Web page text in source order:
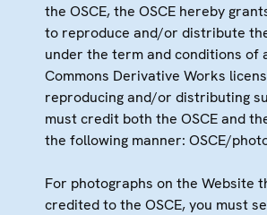
the OSCE, the OSCE hereby
to reproduce and/or distribute
under the term and conditions of
Commons Derivative Works
reproducing and/or distributing
must credit both the OSCE and
the following manner: OSCE/
For photographs on the Website
credited to the OSCE, you must